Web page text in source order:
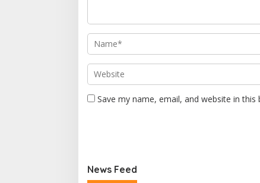
Save my name, email, and website in
News Feed